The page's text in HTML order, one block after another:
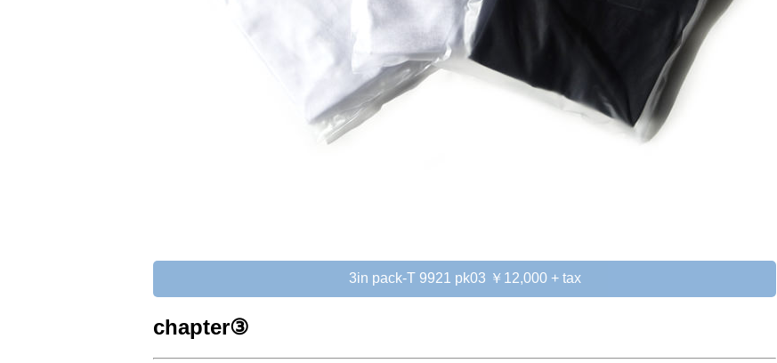
3in pack-T 9921 pk03 ￥12,000 + tax
chapter③